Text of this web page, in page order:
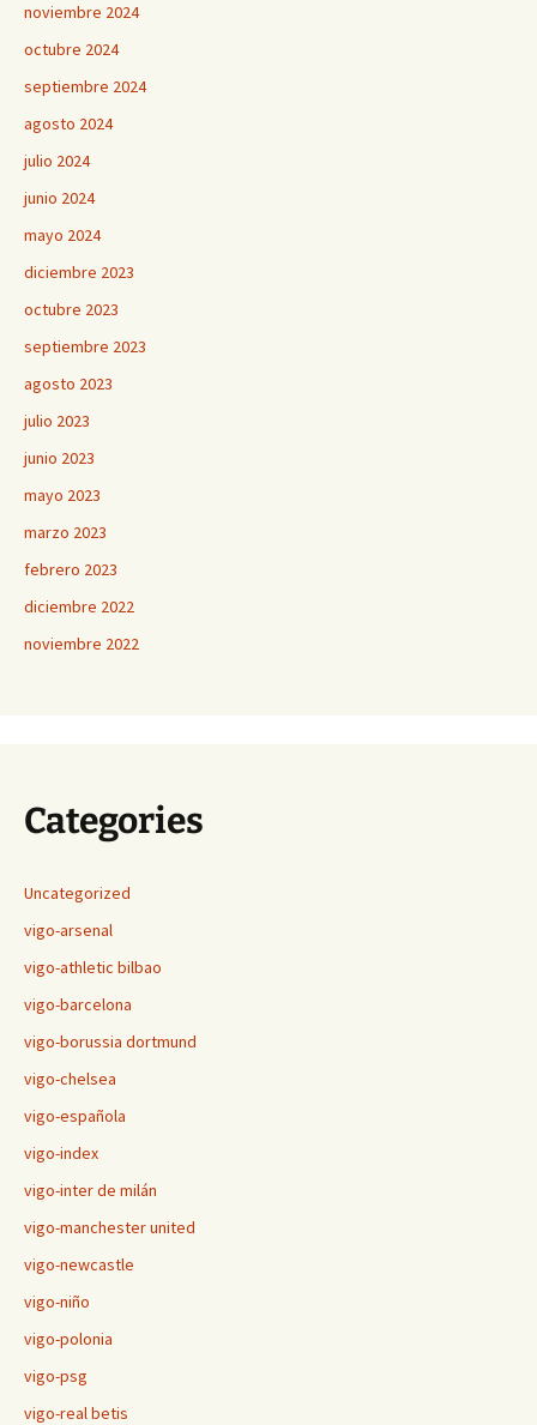
noviembre 2024
octubre 2024
septiembre 2024
agosto 2024
julio 2024
junio 2024
mayo 2024
diciembre 2023
octubre 2023
septiembre 2023
agosto 2023
julio 2023
junio 2023
mayo 2023
marzo 2023
febrero 2023
diciembre 2022
noviembre 2022
Categories
Uncategorized
vigo-arsenal
vigo-athletic bilbao
vigo-barcelona
vigo-borussia dortmund
vigo-chelsea
vigo-española
vigo-index
vigo-inter de milán
vigo-manchester united
vigo-newcastle
vigo-niño
vigo-polonia
vigo-psg
vigo-real betis